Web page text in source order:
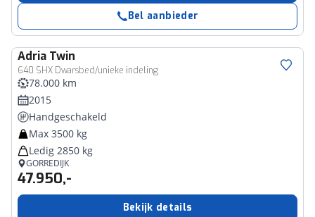
Bel aanbieder
Adria Twin
640 SHX Dwarsbed/unieke indeling
78.000 km
2015
Handgeschakeld
Max 3500 kg
Ledig 2850 kg
GORREDIJK
47.950,-
Bekijk details